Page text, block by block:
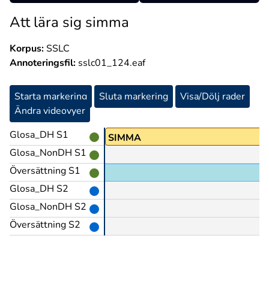
Att lära sig simma
Korpus:SSLC
Annoteringsfil: sslc01_124.eaf
Starta markering Sluta markering
Visa/Dölj rader
Ändra videovyer
Glosa_DH S1
Glosa_NonDH S1
Översättning S1
Glosa_DH S2
Glosa_NonDH S2
Översättning S2
SIMMA